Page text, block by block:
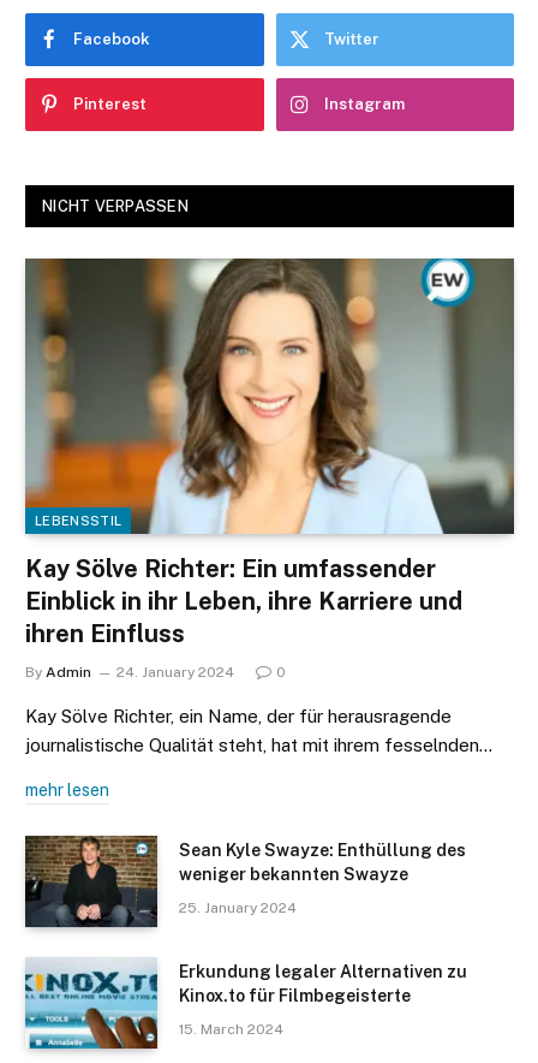
Facebook Twitter
Pinterest Instagram
NICHT VERPASSEN
LEBENSSTIL
Kay Sölve Richter: Ein umfassender
Einblick in ihr Leben, ihre Karriere und
ihren Einfluss
By Admin 24. January 2024 0
Kay Sölve Richter, ein Name, der für herausragende
journalistische Qualität steht, hat mit ihrem fesselnden…
mehr lesen
Sean Kyle Swayze: Enthüllung des
weniger bekannten Swayze
25. January 2024
Erkundung legaler Alternativen zu
Kinox.to für Filmbegeisterte
15. March 2024